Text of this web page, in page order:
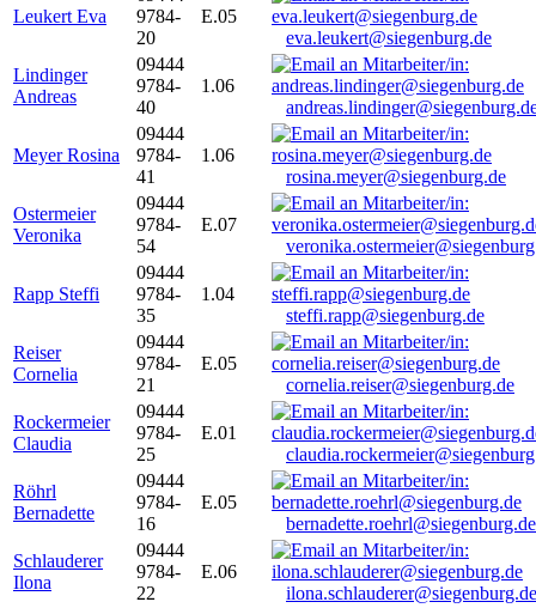
Leukert Eva
9784-
20
E.05
eva.leukert@siegenburg.de
Lindinger
Andreas
09444
9784-
40
1.06
Meyer Rosina
09444
9784-
41
1.06
rosina.meyer@siegenburg.de
Ostermeier
Veronika
09444
9784-
54
E.07
Rapp Steffi
09444
9784-
35
1.04
steffi.rapp@siegenburg.de
Reiser
Cornelia
09444
9784-
21
E.05
cornelia.reiser@siegenburg.de
Rockermeier
Claudia
09444
9784-
25
E.01
Röhrl
Bernadette
09444
9784-
16
E.05
bernadette.roehrl@siegenburg.de
Schlauderer
Ilona
09444
9784-
22
E.06
ilona.schlauderer@siegenburg.de